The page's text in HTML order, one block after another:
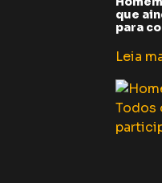
que
para
Leia